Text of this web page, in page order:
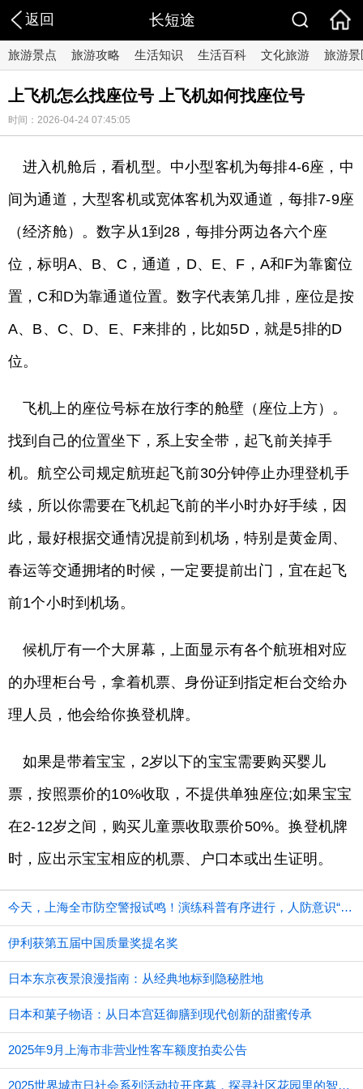
返回 长短途
旅游景点 旅游攻略 生活知识 生活百科 文化旅游 旅游景
上飞机怎么找座位号 上飞机如何找座位号
时间：2026-04-24 07:45:05
进入机舱后，看机型。中小型客机为每排4-6座，中
间为通道，大型客机或宽体客机为双通道，每排7-9座
（经济舱）。数字从1到28，每排分两边各六个座
位，标明A、B、C，通道，D、E、F，A和F为靠窗位
置，C和D为靠通道位置。数字代表第几排，座位是按
A、B、C、D、E、F来排的，比如5D，就是5排的D
位。
飞机上的座位号标在放行李的舱壁（座位上方）。
找到自己的位置坐下，系上安全带，起飞前关掉手
机。航空公司规定航班起飞前30分钟停止办理登机手
续，所以你需要在飞机起飞前的半小时办好手续，因
此，最好根据交通情况提前到机场，特别是黄金周、
春运等交通拥堵的时候，一定要提前出门，宜在起飞
前1个小时到机场。
候机厅有一个大屏幕，上面显示有各个航班相对应
的办理柜台号，拿着机票、身份证到指定柜台交给办
理人员，他会给你换登机牌。
如果是带着宝宝，2岁以下的宝宝需要购买婴儿
票，按照票价的10%收取，不提供单独座位;如果宝宝
在2-12岁之间，购买儿童票收取票价50%。换登机牌
时，应出示宝宝相应的机票、户口本或出生证明。
今天，上海全市防空警报试鸣！演练科普有序进行，人防意识“声入人心”
伊利获第五届中国质量奖提名奖
日本东京夜景浪漫指南：从经典地标到隐秘胜地
日本和菓子物语：从日本宫廷御膳到现代创新的甜蜜传承
2025年9月上海市非营业性客车额度拍卖公告
2025世界城市日社会系列活动拉开序幕，探寻社区花园里的智慧应用